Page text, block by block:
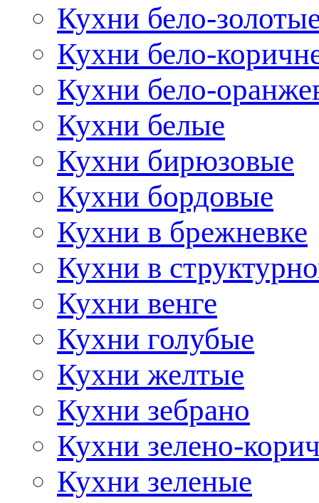
Кухни бело-
Кухни бело-
Кухни бело-
Кухни белые
Кухни бирюзовые
Кухни бордовые
Кухни в брежневке
Кухни в
Кухни венге
Кухни голубые
Кухни желтые
Кухни зебрано
Кухни зелено-
Кухни зеленые